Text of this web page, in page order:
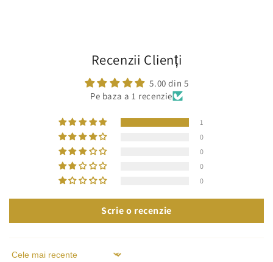
Recenzii Clienți
5.00 din 5
Pe baza a 1 recenzie
1
0
0
0
0
Scrie o recenzie